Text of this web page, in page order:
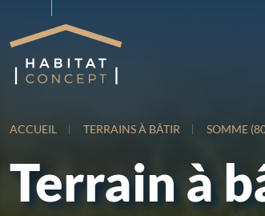
ACCUEIL TERRAINS À BÂTIR SOMME
Terrain à